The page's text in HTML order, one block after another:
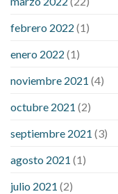
sugar is high will
febrero 2022 (1)
enero 2022 (1)
noviembre 2021 (4)
octubre 2021 (2)
septiembre 2021 (3)
agosto 2021 (1)
julio 2021 (2)